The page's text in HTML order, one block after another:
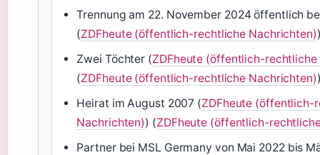
Trennung am 22. November 2024 öffentlich
(ZDFheute (öffentlich-rechtliche Nachrichten)
Zwei Töchter (ZDFheute (öffentlich-
(ZDFheute (öffentlich-rechtliche Nachrichten)
Heirat im August 2007 (ZDFheute (öffentlich-
Nachrichten)) (ZDFheute (öffentlich-
Partner bei MSL Germany von Mai 2022 bis